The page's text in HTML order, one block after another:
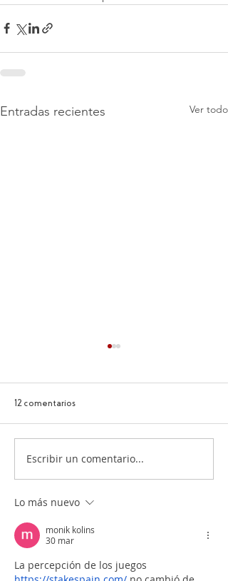
Entradas recientes Ver todo
Protocolo de Servicio de una
12 comentarios
Escribir un comentario...
Lo más nuevo
monik kolins
30 mar
La percepción de los juegos